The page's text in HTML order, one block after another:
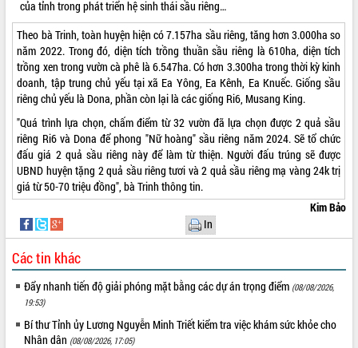
nhanh tiến độ các dự án trọng điểm
trong Khu kinh tế Nam Phú Yên
Hòn Yến phát triển du lịch gắn với bảo
tồn biển
Lấy ý kiến điều chỉnh Quy hoạch tỉnh
Đắk Lắk thời kỳ 2021-2030, tầm nhìn
đến năm 2050
Phát động chiến dịch 30 ngày đêm
giải phóng mặt bằng Tuyến đường bộ
ven biển
Đắk Lắk nỗ lực thúc đẩy tăng trưởng
kinh tế từ 10% trở lên trong Quý
Đắk Lắk ký kết thỏa thuận hợp tác về
chuyển đổi số giai đoạn 2026 – 2030
với Tập đoàn Bưu chính Viễn thông
Việt Nam
Thứ trưởng Bộ Y tế làm việc với tỉnh
Đắk Lắk về phát triển nhân lực y tế
cho trạm y tế cấp xã
của tỉnh trong phát triển hệ sinh thái sầu riêng…
Theo bà Trinh, toàn huyện hiện có 7.157ha sầu riêng, tăng hơn 3.000ha so
năm 2022. Trong đó, diện tích trồng thuần sầu riêng là 610ha, diện tích
trồng xen trong vườn cà phê là 6.547ha. Có hơn 3.300ha trong thời kỳ kinh
doanh, tập trung chủ yếu tại xã Ea Yông, Ea Kênh, Ea Knuếc. Giống sầu
riêng chủ yếu là Dona, phần còn lại là các giống Ri6, Musang King.
"Quá trình lựa chọn, chấm điểm từ 32 vườn đã lựa chọn được 2 quả sầu
riêng Ri6 và Dona để phong "Nữ hoàng" sầu riêng năm 2024. Sẽ tổ chức
đấu giá 2 quả sầu riêng này để làm từ thiện. Người đấu trúng sẽ được
UBND huyện tặng 2 quả sầu riêng tươi và 2 quả sầu riêng mạ vàng 24k trị
giá từ 50-70 triệu đồng", bà Trinh thông tin.
Kim Bảo
In
Các tin khác
Đẩy nhanh tiến độ giải phóng mặt bằng các dự án trọng điểm (08/08/2026,
19:53)
Bí thư Tỉnh ủy Lương Nguyễn Minh Triết kiểm tra việc khám sức khỏe cho
Nhân dân (08/08/2026, 17:05)